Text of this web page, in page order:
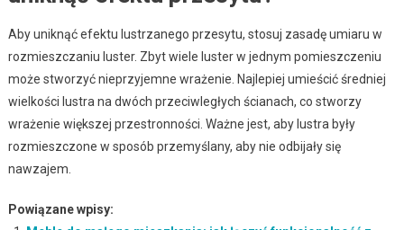
Aby uniknąć efektu lustrzanego przesytu, stosuj zasadę umiaru w
rozmieszczaniu luster. Zbyt wiele luster w jednym pomieszczeniu
może stworzyć nieprzyjemne wrażenie. Najlepiej umieścić średniej
wielkości lustra na dwóch przeciwległych ścianach, co stworzy
wrażenie większej przestronności. Ważne jest, aby lustra były
rozmieszczone w sposób przemyślany, aby nie odbijały się
nawzajem.
Powiązane wpisy: